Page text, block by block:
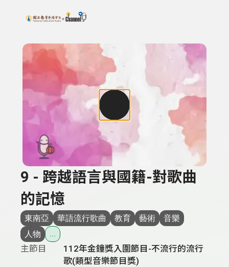
上方功能區塊
搜尋關鍵字：可輸入節目名稱、主持人或關鍵字
9 - 跨越語言與國籍-對歌曲
的記憶
東南亞 華語流行歌曲 教育 藝術
音樂
人物
...
主節目
112年金鐘獎入圍節目-不流行的流行
歌(類型音樂節目獎)